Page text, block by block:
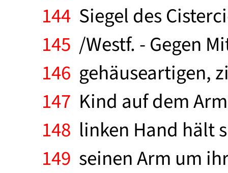
144 Siegel des
145 /Westf. - Gegen
146 gehäuseartigen,
147 Kind auf dem
148 linken Hand hält
149 seinen Arm um